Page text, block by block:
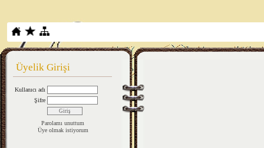
Üyelik Girişi
Kullanıcı adı
Şifre
Parolamı unuttum
Üye olmak istiyorum